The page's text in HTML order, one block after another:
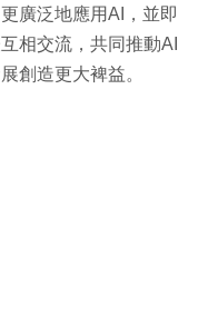
廣泛地應用AI，並即
相交流，共同推動AI
創造更大裨益。